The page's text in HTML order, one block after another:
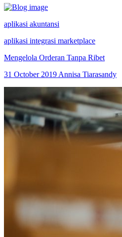
aplikasi akuntansi
aplikasi integrasi marketplace
Mengelola Orderan Tanpa Ribet
31 October 2019 Annisa Tiarasandy